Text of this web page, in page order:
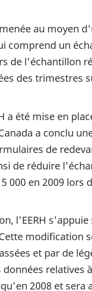
au moyen
comprend un
de l'échantillon
des trimestres
a été mise en
a conclu
de
de réduire
000 en 2009 lors
l'EERH
et par de
données
2008 et sera